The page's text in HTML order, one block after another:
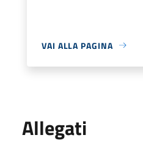
VAI ALLA PAGINA
Allegati